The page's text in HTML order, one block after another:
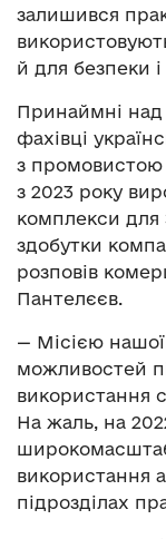
залишився
й для безпеки
Принаймні
фахівці
з промовистою
з 2023 року
комплекси
здобутки
розповів
Пантелєєв.
— Місією
можливостей
використання
На жаль, на
використання
підрозділах